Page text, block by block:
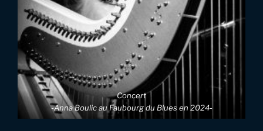
Concert
-Anna Boulic au Faubourg du Blues en 2024-